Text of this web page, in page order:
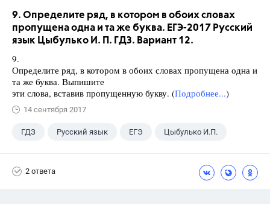
9. Определите ряд, в котором в обоих словах
пропущена одна и та же буква. ЕГЭ-2017 Русский
язык Цыбулько И. П. ГДЗ. Вариант 12.
9.
Определите ряд, в котором в обоих словах пропущена одна и
та же буква. Выпишите
эти слова, вставив пропущенную букву. (Подробнее...)
14 сентября 2017
ГДЗ Русский язык ЕГЭ Цыбулько И.П.
2 ответа